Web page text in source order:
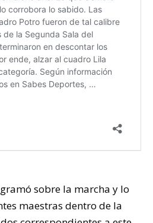
sobre la marcha y lo
maestras dentro de la